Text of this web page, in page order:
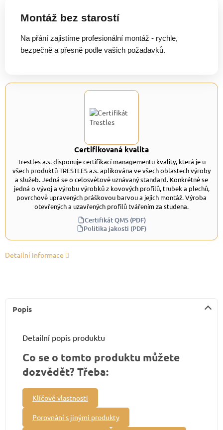
Montáž bez starostí
Na přání zajistíme profesionální montáž - rychle,
bezpečně a přesně podle vašich požadavků.
Certifikovaná kvalita
Trestles a.s. disponuje certifikací managementu kvality, která je u
všech produktů TRESTLES a.s. aplikována ve všech oblastech výroby
a služeb. Jedná se o celosvětově uznávaný standard. Konkrétně se
jedná o vývoj a výrobu výrobků z kovových profilů, trubek a plechů,
povrchově upravených práškovou barvou a jejich montáž. Výroba
otevřených a uzavřených profilů tvářením za studena.
Certifikát QMS (PDF)
Politika jakosti (PDF)
Detailní informace
Popis
Detailní popis produktu
Co se o tomto produktu můžete
dozvědět? Třeba:
Klíčové vlastnosti
Porovnání s jinými produkty